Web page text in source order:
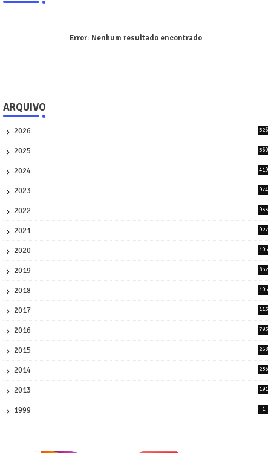
Error: Nenhum resultado encontrado
ARQUIVO
2026
526
2025
560
2024
419
2023
974
2022
933
2021
927
2020
105
2019
832
2018
105
2017
113
2016
793
2015
268
2014
236
2013
191
1999 1